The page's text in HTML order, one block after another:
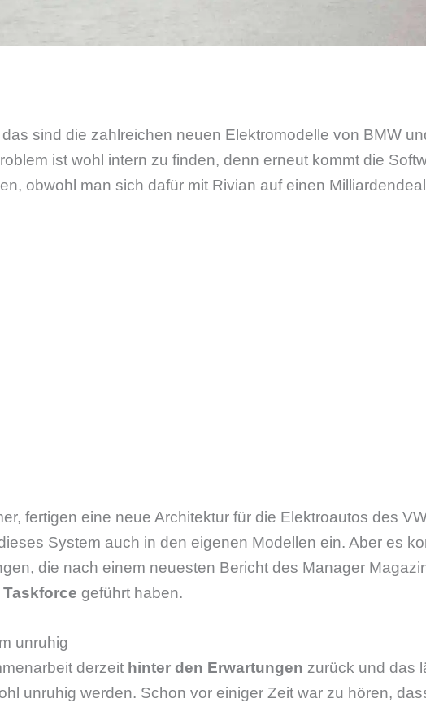
sind die zahlreichen neuen Elektromodelle von BMW
ist wohl intern zu finden, denn erneut kommt die
obwohl man sich dafür mit Rivian auf einen Milliardendeal
fertigen eine neue Architektur für die Elektroautos des
System auch in den eigenen Modellen ein. Aber es
die nach einem neuesten Bericht des Manager
Taskforce geführt haben.
unruhig
derzeit hinter den Erwartungen zurück und das
unruhig werden. Schon vor einiger Zeit war zu hören,